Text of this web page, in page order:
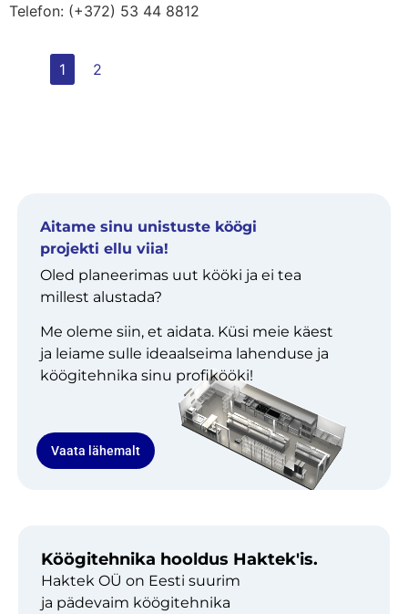
Telefon: (+372) 53 44 8812
1 2
Aitame sinu unistuste köögi
projekti ellu viia!
Oled planeerimas uut kööki ja ei tea
millest alustada?
Me oleme siin, et aidata. Küsi meie käest
ja leiame sulle ideaalseima lahenduse ja
köögitehnika sinu profikööki!
Vaata lähemalt
Köögitehnika hooldus Haktek'is.
Haktek OÜ on Eesti suurim
ja pädevaim köögitehnika